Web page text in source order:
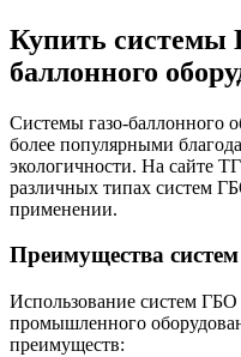
Купить системы
баллонного
Системы газо-баллонного
более популярными
экологичности. На сайте
различных типах систем
применении.
Преимущества
Использование систем
промышленного
преимуществ: